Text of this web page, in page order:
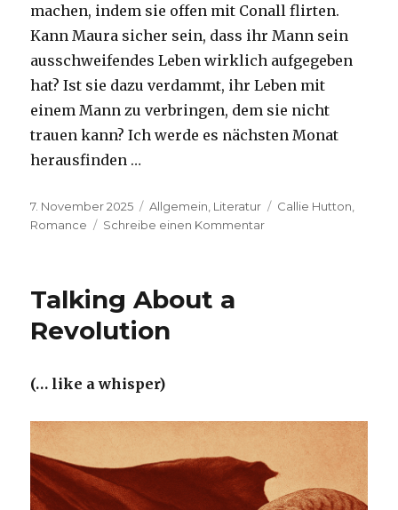
machen, indem sie offen mit Conall flirten.
Kann Maura sicher sein, dass ihr Mann sein
ausschweifendes Leben wirklich aufgegeben
hat? Ist sie dazu verdammt, ihr Leben mit
einem Mann zu verbringen, dem sie nicht
trauen kann? Ich werde es nächsten Monat
herausfinden …
Veröffentlicht
am
7. November 2025 Kategorien
Allgemein Literatur Schlagwörter
Callie Hutton
Romance
Schreibe einen Kommentarzu
Talking About a
Revolution
(… like a whisper)